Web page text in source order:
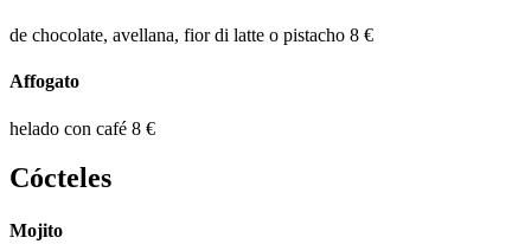
de chocolate, avellana, fior di latte o pistacho 8 €
Affogato
helado con café 8 €
Cócteles
Mojito